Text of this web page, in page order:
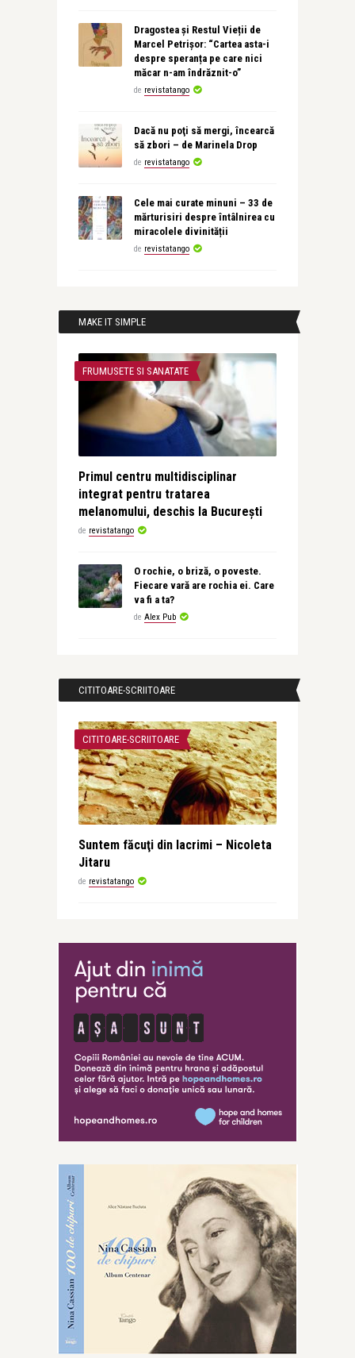
Dragostea și Restul Vieții de
Marcel Petrișor: “Cartea asta-i
despre speranța pe care nici
măcar n-am îndrăznit-o”
de revistatango
Dacă nu poţi să mergi, încearcă
să zbori – de Marinela Drop
de revistatango
Cele mai curate minuni – 33 de
mărturisiri despre întâlnirea cu
miracolele divinității
de revistatango
MAKE IT SIMPLE
FRUMUSETE SI SANATATE
Primul centru multidisciplinar
integrat pentru tratarea
melanomului, deschis la București
de revistatango
O rochie, o briză, o poveste.
Fiecare vară are rochia ei. Care
va fi a ta?
de Alex Pub
CITITOARE-SCRIITOARE
CITITOARE-SCRIITOARE
Suntem făcuţi din lacrimi – Nicoleta
Jitaru
de revistatango